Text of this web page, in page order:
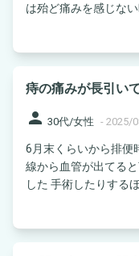
は殆ど痛みを感じない
痔の痛みが長引い
person 30代/女性 - 2025/
6月末くらいから排便
線から血管が出てる
した 手術したりする